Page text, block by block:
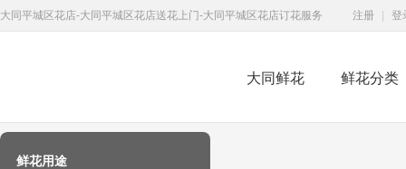
大同平城区花店-大同平城区花店送花上门-大同平城区花店订花服务 注册 登
大同鲜花 鲜花分类
鲜花用途